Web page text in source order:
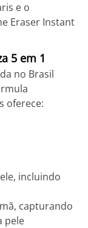
e o
Eraser Instant
5 em 1
no Brasil
oferece:
incluindo
capturando
pele